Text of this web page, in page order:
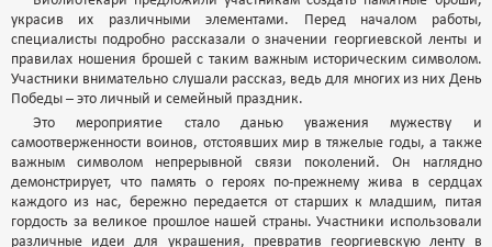
украсив их различными элементами. Перед началом работы,
специалисты подробно рассказали о значении георгиевской ленты и
правилах ношения брошей с таким важным историческим символом.
Участники внимательно слушали рассказ, ведь для многих из них День
Победы – это личный и семейный праздник.
Это мероприятие стало данью уважения мужеству и
самоотверженности воинов, отстоявших мир в тяжелые годы, а также
важным символом непрерывной связи поколений. Он наглядно
демонстрирует, что память о героях по-прежнему жива в сердцах
каждого из нас, бережно передается от старших к младшим, питая
гордость за великое прошлое нашей страны. Участники использовали
различные идеи для украшения, превратив георгиевскую ленту в